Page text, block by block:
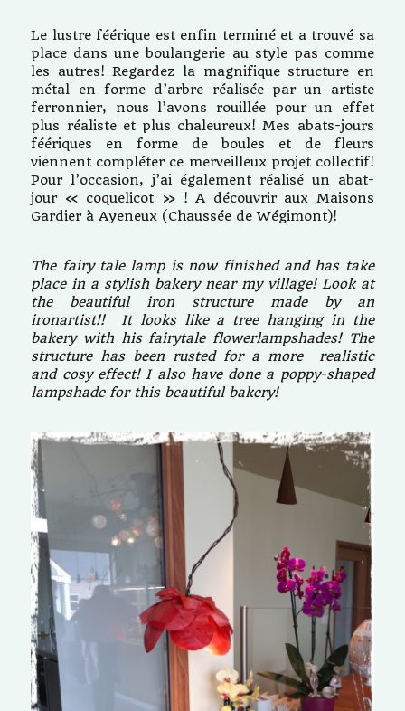
Le lustre féérique est enfin terminé et a trouvé sa
place dans une boulangerie au style pas comme
les autres! Regardez la magnifique structure en
métal en forme d’arbre réalisée par un artiste
ferronnier, nous l’avons rouillée pour un effet
plus réaliste et plus chaleureux! Mes abats-jours
féériques en forme de boules et de fleurs
viennent compléter ce merveilleux projet collectif!
Pour l’occasion, j’ai également réalisé un abat-
jour « coquelicot » ! A découvrir aux Maisons
Gardier à Ayeneux (Chaussée de Wégimont)!
The fairy tale lamp is now finished and has take
place in a stylish bakery near my village! Look at
the beautiful iron structure made by an
ironartist!! It looks like a tree hanging in the
bakery with his fairytale flowerlampshades! The
structure has been rusted for a more realistic
and cosy effect! I also have done a poppy-shaped
lampshade for this beautiful bakery!